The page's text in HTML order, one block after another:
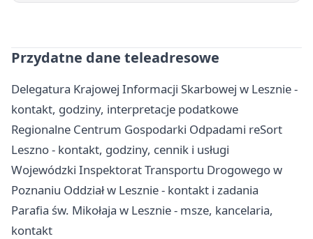
Przydatne dane teleadresowe
Delegatura Krajowej Informacji Skarbowej w Lesznie -
kontakt, godziny, interpretacje podatkowe
Regionalne Centrum Gospodarki Odpadami reSort
Leszno - kontakt, godziny, cennik i usługi
Wojewódzki Inspektorat Transportu Drogowego w
Poznaniu Oddział w Lesznie - kontakt i zadania
Parafia św. Mikołaja w Lesznie - msze, kancelaria,
kontakt